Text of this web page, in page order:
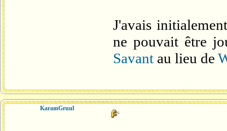
J'avais
ne pouvait être
Savant au lieu de
KaramGruul